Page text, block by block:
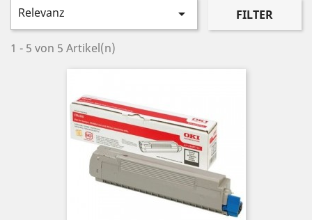
Relevanz  FILTER
1 - 5 von 5 Artikel(n)